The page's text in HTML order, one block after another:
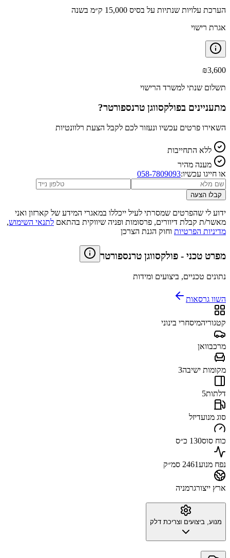
הערכת עלויות שנתיות על בסיס 15,000 ק״מ בשנה
אגרת רישוי
₪3,600
תשלום שנתי למשרד הרישוי
מתעניינים בפולקסווגן טרנספורטר?
השאירו פרטים עכשיו ונעזור לכם לקבל הצעת רלוונטיות
ללא התחייבות
מענה מהיר
או חייגו עכשיו:058-7809093
קבלו הצעה
ידוע לי שהפרטים שמסרתי לעיל ייכללו במאגרי המידע של קארזון ואני
מאשר/ת קבלת דיוורים, פרסומות ופניה שיווקית בהתאם לתנאי השימוש,
מדיניות הפרטיות וחוק הגנת הצרכן
מפרט טכני - פולקסווגן טרנספורטר
נתונים טכניים, ביצועים ומידות
השוו גרסאות
קטגוריהמיסחרי בינוני
מרכבוואן
מקומות ישיבה3
דלתות5
סוג מנועדיזל
כוח סוס130 כ״ס
נפח מנוע2461 סמ״ק
ארץ ייצורגרמניה
מנוע, ביצועים וצריכת דלק